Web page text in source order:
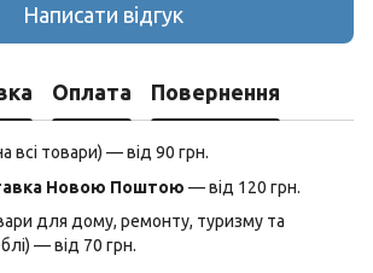
Написати відгук
Оплата Повернення
всі товари) — від 90 грн.
Новою Поштою — від 120 грн.
для дому, ремонту, туризму та
— від 70 грн.